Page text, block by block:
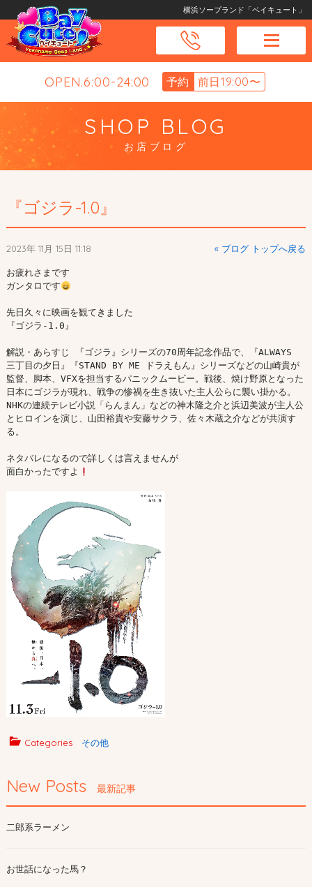
横浜ソープランド「ベイキュート」
OPEN.6:00-24:00 予約 前日19:00〜
SHOP BLOG
お店ブログ
『ゴジラ-1.0』
2023年 11月 15日 11:18 « ブログ トップへ戻る
お疲れさまです
ガンタロです
先日久々に映画を観てきました
『ゴジラ-1.0』
解説・あらすじ 『ゴジラ』シリーズの70周年記念作品で、『ALWAYS
三丁目の夕日』『STAND BY ME ドラえもん』シリーズなどの山崎貴が
監督、脚本、VFXを担当するパニックムービー。戦後、焼け野原となった
日本にゴジラが現れ、戦争の惨禍を生き抜いた主人公らに襲い掛かる。
NHKの連続テレビ小説「らんまん」などの神木隆之介と浜辺美波が主人公
とヒロインを演じ、山田裕貴や安藤サクラ、佐々木蔵之介などが共演す
る。
ネタバレになるので詳しくは言えませんが
面白かったですよ
Categories その他
New Posts 最新記事
二郎系ラーメン
お世話になった馬？